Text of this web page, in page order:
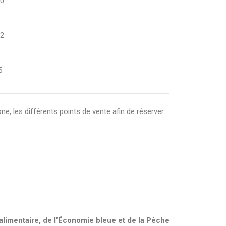
les différents points de vente afin de réserver
de l’Économie bleue et de la Pêche